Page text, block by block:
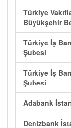
Türkiye
Büyükşehir
Türkiye İş
Şubesi
Türkiye İş
Şubesi
Adabank
Denizbank